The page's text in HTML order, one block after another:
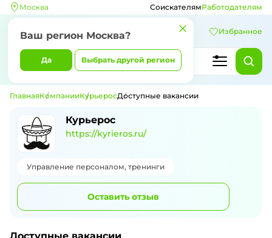
Москва
Ваш регион Москва?
Да Выбрать другой регион
СоискателямРаботодателям
Избранное
ГлавнаяКомпанииКурьеросДоступные вакансии
Доступные вакансии компании
Курьерос
https://kyrieros.ru/
Управление персоналом, тренинги
Оставить отзыв